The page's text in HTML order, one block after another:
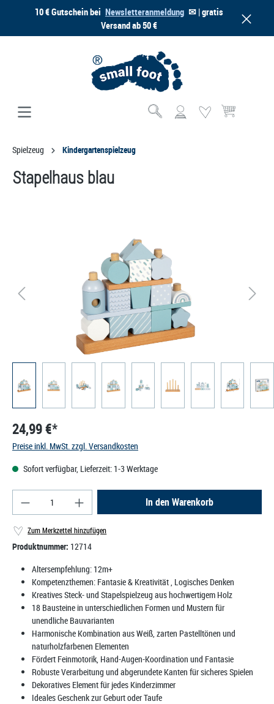
springen10 € Gutschein bei Newsletteranmeldung ✉ | gratis
Versand ab 50 €
Warenkorb
Spielzeug Kindergartenspielzeug
Stapelhaus blau
24,99 €*
Preise inkl. MwSt. zzgl. Versandkosten
Sofort verfügbar, Lieferzeit: 1-3 Werktage
Produkt Anzahl: Gib den gewünschten Wert ein
In den Warenkorb
Zum Merkzettel hinzufügen
Produktnummer: 12714
Altersempfehlung: 12m+
Kompetenzthemen: Fantasie & Kreativität , Logisches Denken
Kreatives Steck- und Stapelspielzeug aus hochwertigem Holz
18 Bausteine in unterschiedlichen Formen und Mustern für
unendliche Bauvarianten
Harmonische Kombination aus Weiß, zarten Pastelltönen und
naturholzfarbenen Elementen
Fördert Feinmotorik, Hand-Augen-Koordination und Fantasie
Robuste Verarbeitung und abgerundete Kanten für sicheres Spielen
Dekoratives Element für jedes Kinderzimmer
Ideales Geschenk zur Geburt oder Taufe